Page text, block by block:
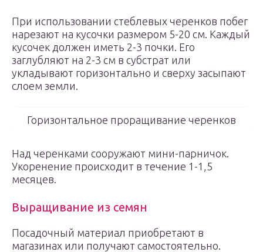
При использовании стеблевых черенков побег
нарезают на кусочки размером 5-20 см. Каждый
кусочек должен иметь 2-3 почки. Его
заглубляют на 2-3 см в субстрат или
укладывают горизонтально и сверху засыпают
слоем земли.
Горизонтальное проращивание черенков
Над черенками сооружают мини-парничок.
Укоренение происходит в течение 1-1,5
месяцев.
Выращивание из семян
Посадочный материал приобретают в
магазинах или получают самостоятельно.